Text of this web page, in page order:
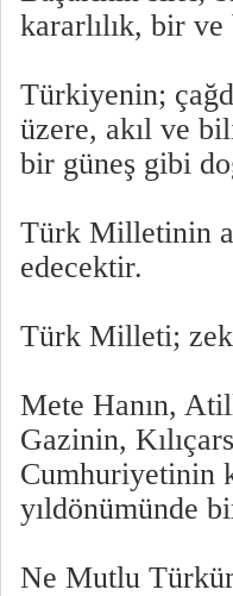
kararlılık, bir
Türkiyenin;
üzere, akıl ve
bir güneş gibi
Türk Milletinin
edecektir.
Türk Milleti;
Mete Hanın,
Gazinin,
yıldönümünde
Ne Mutlu